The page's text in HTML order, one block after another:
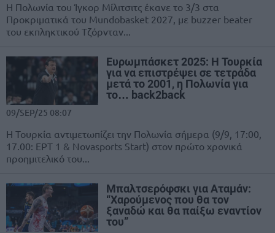
Η Πολωνία του Ίγκορ Μίλιτσιτς έκανε το 3/3 στα
Προκριματικά του Mundobasket 2027, με buzzer beater
του εκπληκτικού Τζόρνταν...
Ευρωμπάσκετ 2025: Η Τουρκία
για να επιστρέψει σε τετράδα
μετά το 2001, η Πολωνία για
το… back2back
09/SEP/25 08:07
Η Τουρκία αντιμετωπίζει την Πολωνία σήμερα (9/9, 17:00,
17.00: ΕΡΤ 1 & Novasports Start) στον πρώτο χρονικά
προημιτελικό του...
Μπαλτσερόφσκι για Αταμάν:
“Χαρούμενος που θα τον
ξαναδώ και θα παίξω εναντίον
του”